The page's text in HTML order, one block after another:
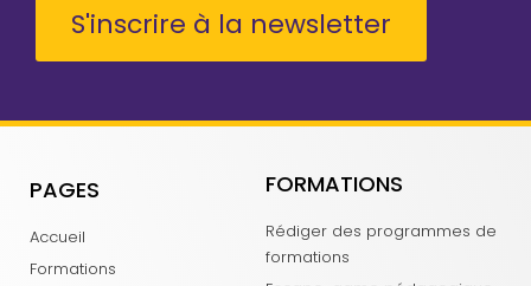
S'inscrire à la newsletter
PAGES
Accueil
Formations
FORMATIONS
Rédiger des programmes de
formations